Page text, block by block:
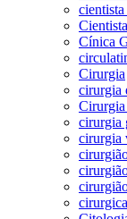
Cínica
Cirurgia
cirurgia
cirurgia
cirurgia
cirurgica